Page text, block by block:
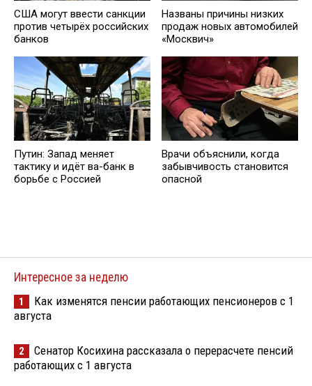
США могут ввести санкции
против четырёх российских
банков
Названы причины низких
продаж новых автомобилей
«Москвич»
Путин: Запад меняет
тактику и идёт ва-банк в
борьбе с Россией
Врачи объяснили, когда
забывчивость становится
опасной
Интересное за неделю
1
Как изменятся пенсии работающих пенсионеров с 1
августа
2
Сенатор Косихина рассказала о перерасчете пенсий
работающих с 1 августа